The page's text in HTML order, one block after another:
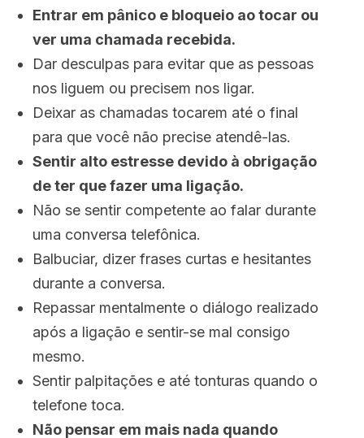
Entrar em pânico e bloqueio ao tocar ou
ver uma chamada recebida.
Dar desculpas para evitar que as pessoas
nos liguem ou precisem nos ligar.
Deixar as chamadas tocarem até o final
para que você não precise atendê-las.
Sentir alto estresse devido à obrigação
de ter que fazer uma ligação.
Não se sentir competente ao falar durante
uma conversa telefônica.
Balbuciar, dizer frases curtas e hesitantes
durante a conversa.
Repassar mentalmente o diálogo realizado
após a ligação e sentir-se mal consigo
mesmo.
Sentir palpitações e até tonturas quando o
telefone toca.
Não pensar em mais nada quando